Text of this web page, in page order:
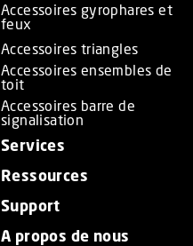
Accessoires gyrophares et
feux
Accessoires triangles
Accessoires ensembles de
toit
Accessoires barre de
signalisation
Services
Ressources
Support
A propos de nous